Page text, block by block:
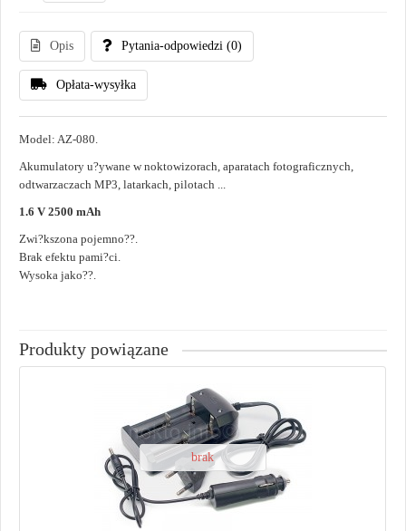
Opis Pytania-odpowiedzi (0)
Opłata-wysyłka
Model: AZ-080.
Akumulatory u?ywane w noktowizorach, aparatach fotograficznych,
odtwarzaczach MP3, latarkach, pilotach ...
1.6 V 2500 mAh
Zwi?kszona pojemno??.
Brak efektu pami?ci.
Wysoka jako??.
Produkty powiązane
brak